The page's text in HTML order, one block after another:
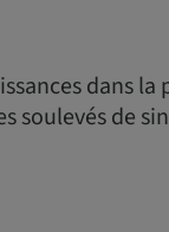
dans
soulevés de